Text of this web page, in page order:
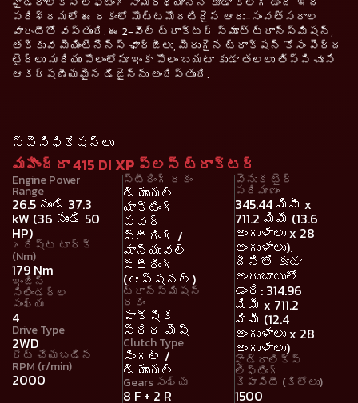
పరిశ్రమలో ఈ రకంలో మొట్టమొదటిదైన ఆరు-సంవత్సరాల
వారంటీతో వస్తుంది. ఈ 2-వీల్ ట్రాక్టర్ స్మూత్ ట్రాన్స్‌మిషన్,
తక్కువ మెయింటెనెన్స్ ఛార్జీలు, మెరుగైన ట్రాక్షన్ కోసం పెద్ద
టైర్లు మరియు పొలంలోనూ ఇంకా పొలం బయటా కుడా తలలు తిప్పి చూసే
ఆకర్షణీయమైన డిజైన్‌ను అందిస్తుంది.
స్పెసిఫికేషన్లు
మహీంద్రా 415 DI XP ప్లస్ ట్రాక్టర్
Engine Power
Range
26.5 నుండి 37.3
kW (36 నుండి 50
HP)
గరిష్ట టార్క్
(Nm)
179 Nm
ఇంజిన్
సిలిండర్ల
సంఖ్య
4
Drive Type
2WD
రేట్ చేయబడిన
RPM (r/min)
2000
స్టీరింగ్ రకం
డ్యూయల్
యాక్టింగ్
పవర్
స్టీరింగ్ /
మాన్యువల్
స్టీరింగ్
(ఆప్షనల్)
ట్రాన్స్మిషన్
రకం
పాక్షిక
స్థిర మెష్
Clutch Type
సింగల్ /
డ్యూయల్
Gears సంఖ్య
8 F + 2 R
వెనుక టైర్
పరిమాణం
345.44 మిమీ x
711.2 మిమీ (13.6
అంగుళాలు x 28
అంగుళాలు).
దీనితో కూడా
అందుబాటులో
ఉంది: 314.96
మిమీ x 711.2
మిమీ (12.4
అంగుళాలు x 28
అంగుళాలు)
హైడ్రాలిక్స్
లిఫ్టింగ్
కెపాసిటీ (కిలోలు)
1500